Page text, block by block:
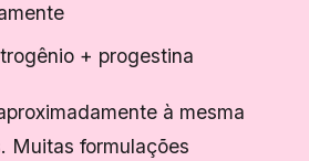
+ progestina
à mesma
Muitas formulações